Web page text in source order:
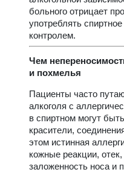
больного отрицает
употреблять
контролем.
Чем
и похмелья
Пациенты часто
алкоголя с
в спиртном могут
красители,
этом истинная
кожные реакции,
заложенность носа и